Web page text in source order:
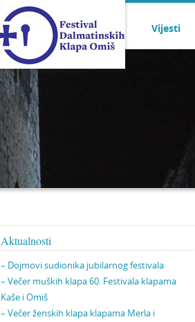
Vijesti
Aktualnosti
– Dojmovi sudionika jubilarnog festivala
– Večer muških klapa 60. Festivala klapama
Kaše i Omiš
– Večer ženskih klapa klapama Merla i